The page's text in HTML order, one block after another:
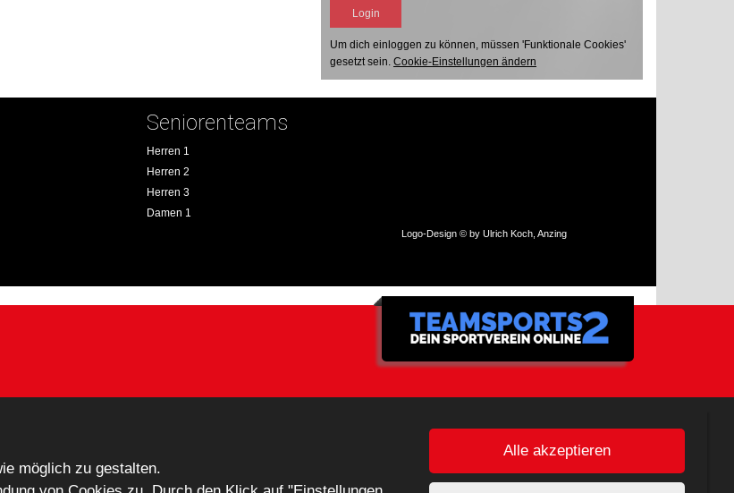
Um dich einloggen zu können, müssen 'Funktionale Cookies'
gesetzt sein. Cookie-Einstellungen ändern
Seniorenteams
Herren 1
Herren 2
Herren 3
Damen 1
Logo-Design © by Ulrich Koch, Anzing